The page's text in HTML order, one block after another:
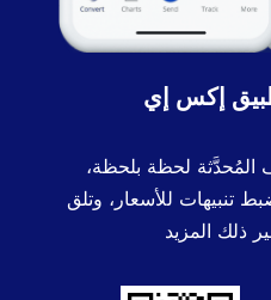
لحظة بلحظة،
تنبيهات للأسعار، وتلق